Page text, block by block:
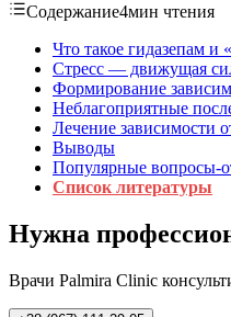
Содержание4мин чтения
Что такое гидазепам и
Стресс — движущая
Формирование
Неблагоприятные
Лечение зависимости
Выводы
Популярные вопросы-
Список литературы
Нужна
Врачи Palmira Clinic